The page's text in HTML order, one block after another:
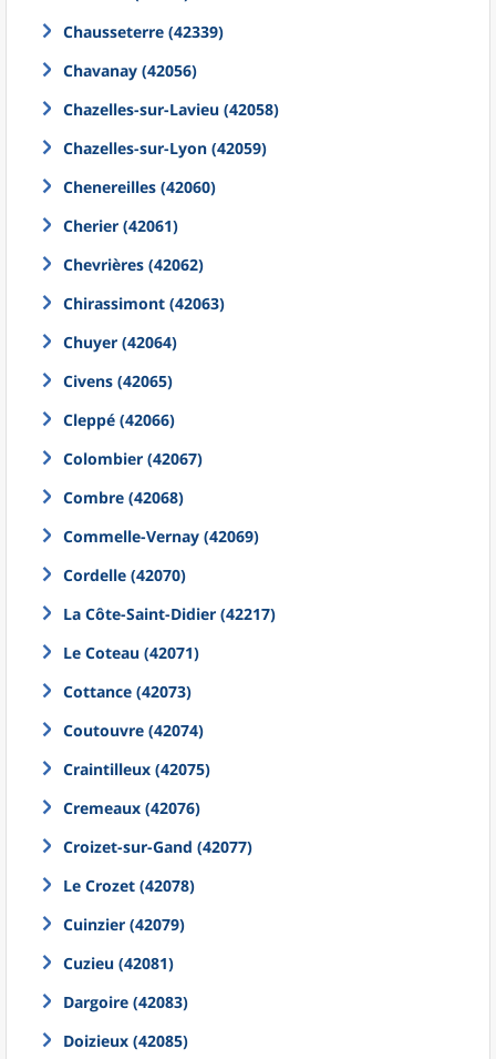
Chausseterre (42339)
Chavanay (42056)
Chazelles-sur-Lavieu (42058)
Chazelles-sur-Lyon (42059)
Chenereilles (42060)
Cherier (42061)
Chevrières (42062)
Chirassimont (42063)
Chuyer (42064)
Civens (42065)
Cleppé (42066)
Colombier (42067)
Combre (42068)
Commelle-Vernay (42069)
Cordelle (42070)
La Côte-Saint-Didier (42217)
Le Coteau (42071)
Cottance (42073)
Coutouvre (42074)
Craintilleux (42075)
Cremeaux (42076)
Croizet-sur-Gand (42077)
Le Crozet (42078)
Cuinzier (42079)
Cuzieu (42081)
Dargoire (42083)
Doizieux (42085)